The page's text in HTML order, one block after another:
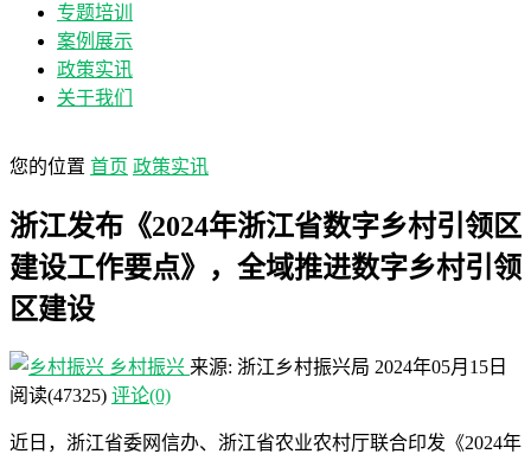
专题培训
案例展示
政策实讯
关于我们
您的位置 首页 政策实讯
浙江发布《2024年浙江省数字乡村引领区
建设工作要点》，全域推进数字乡村引领
区建设
乡村振兴 来源: 浙江乡村振兴局 2024年05月15日
阅读(47325) 评论(0)
近日，浙江省委网信办、浙江省农业农村厅联合印发《2024年